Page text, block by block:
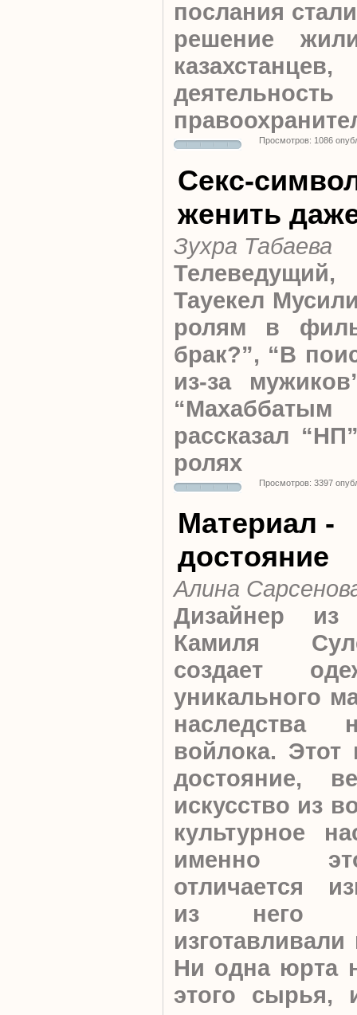
послания
решение
деятельность
Просмотров: 1086
Секс-
женить
Зухра Табаева
Тауекел
ролям в
брак?”, “В
из-за
рассказал
ролях
Просмотров: 3397
Материал -
достояние
Алина
Дизайнер из
Камиля
создает
уникального
наследства
войлока.
достояние,
искусство из
культурное
именно
отличается
из него
изготавливали
Ни одна юрта
этого сырья,